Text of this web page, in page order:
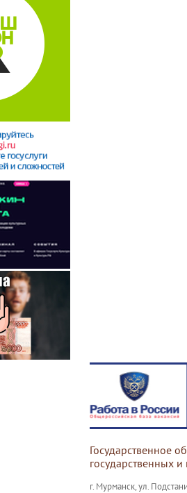
Государственное
государственных
г. Мурманск, ул.